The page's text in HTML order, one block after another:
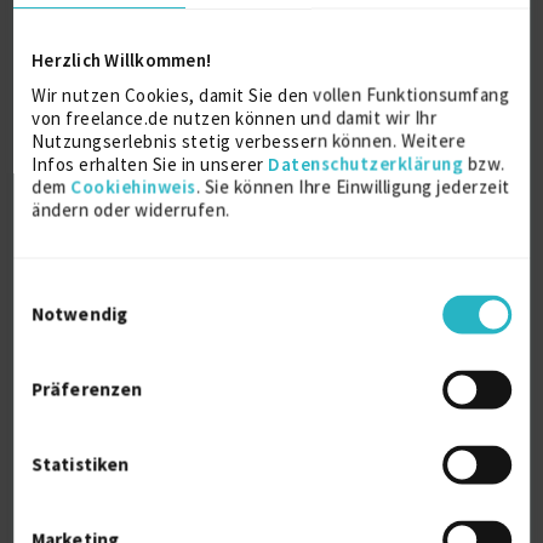
Herzlich Willkommen!
Wir nutzen Cookies, damit Sie den vollen Funktionsumfang
von freelance.de nutzen können und damit wir Ihr
Nutzungserlebnis stetig verbessern können. Weitere
Infos erhalten Sie in unserer Datenschutzerklärung bzw.
dem Cookiehinweis. Sie können Ihre Einwilligung jederzeit
ändern oder widerrufen.
Notwendig
Präferenzen
Statistiken
STEIGEISEN DESIGN
Fotografieren 9 J. Corporate Design
6 J.
Grafikdesign
6 J. Logos
6 J.
Markendesign
6 J.
auf Anfrage